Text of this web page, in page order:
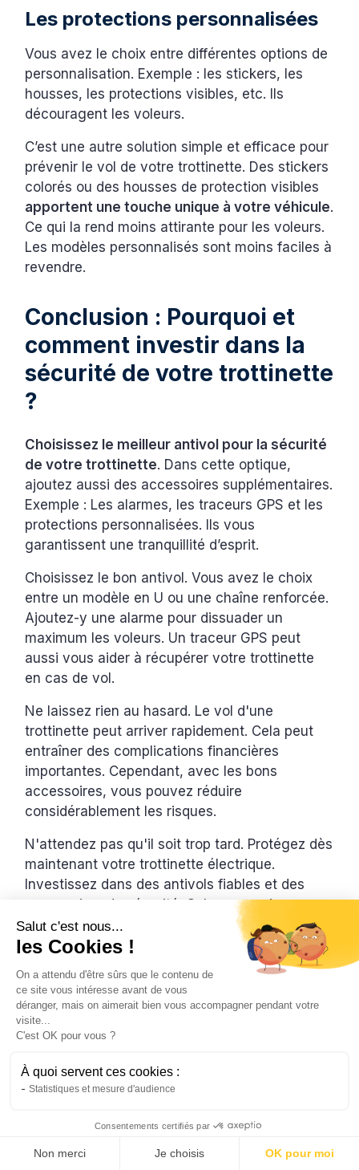
Les protections personnalisées
Vous avez le choix entre différentes options de
personnalisation. Exemple : les stickers, les
housses, les protections visibles, etc. Ils
découragent les voleurs.
C’est une autre solution simple et efficace pour
prévenir le vol de votre trottinette. Des stickers
colorés ou des housses de protection visibles
apportent une touche unique à votre véhicule.
Ce qui la rend moins attirante pour les voleurs.
Les modèles personnalisés sont moins faciles à
revendre.
Conclusion : Pourquoi et
comment investir dans la
sécurité de votre trottinette
?
Choisissez le meilleur antivol pour la sécurité
de votre trottinette. Dans cette optique,
ajoutez aussi des accessoires supplémentaires.
Exemple : Les alarmes, les traceurs GPS et les
protections personnalisées. Ils vous
garantissent une tranquillité d’esprit.
Choisissez le bon antivol. Vous avez le choix
entre un modèle en U ou une chaîne renforcée.
Ajoutez-y une alarme pour dissuader un
maximum les voleurs. Un traceur GPS peut
aussi vous aider à récupérer votre trottinette
en cas de vol.
Ne laissez rien au hasard. Le vol d'une
trottinette peut arriver rapidement. Cela peut
entraîner des complications financières
importantes. Cependant, avec les bons
accessoires, vous pouvez réduire
considérablement les risques.
N'attendez pas qu'il soit trop tard. Protégez dès
maintenant votre trottinette électrique.
Investissez dans des antivols fiables et des
accessoires de sécurité. Cela va aussi vous
faciliter aussi l’organisation de vos
déplacements quotidiens.
Assurez votre deux-roues en 3
minutes
À partir de seulement 2,90€ /mois.
Obtenir mon devis gratuit
Salut c'est nous...
les Cookies !
On a attendu d'être sûrs que le contenu de
ce site vous intéresse avant de vous
déranger, mais on aimerait bien vous accompagner pendant votre
visite...
C'est OK pour vous ?
À quoi servent ces cookies :
Statistiques et mesure d'audience
Consentements certifiés par
Non merci Je choisis OK pour moi